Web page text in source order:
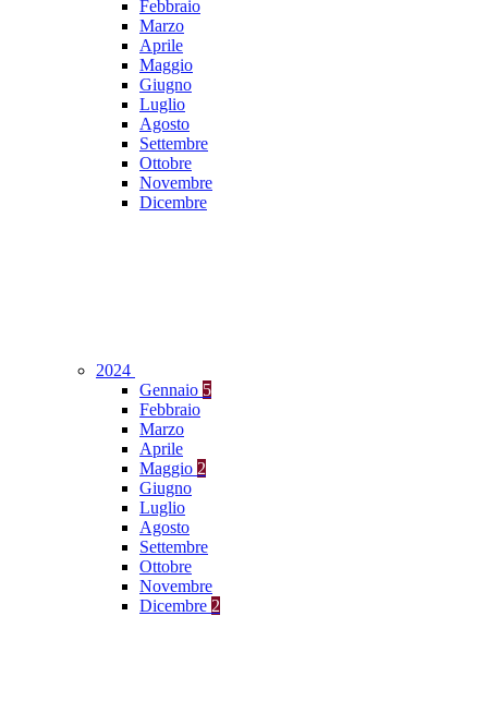
Febbraio
Marzo
Aprile
Maggio
Giugno
Luglio
Agosto
Settembre
Ottobre
Novembre
Dicembre
2024
Gennaio 5
Febbraio
Marzo
Aprile
Maggio 2
Giugno
Luglio
Agosto
Settembre
Ottobre
Novembre
Dicembre 2